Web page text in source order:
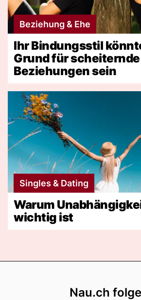
Beziehung & Ehe
Ihr Bindungsstil
Grund für scheiternde
Beziehungen sein
Singles & Dating
Warum
wichtig ist
Nau.ch